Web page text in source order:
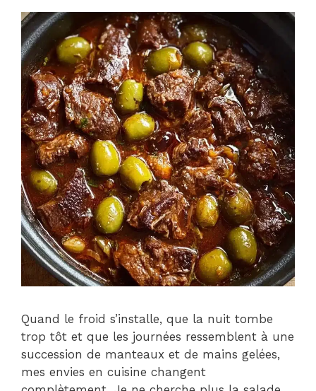
Quand le froid s’installe, que la nuit tombe
trop tôt et que les journées ressemblent à une
succession de manteaux et de mains gelées,
mes envies en cuisine changent